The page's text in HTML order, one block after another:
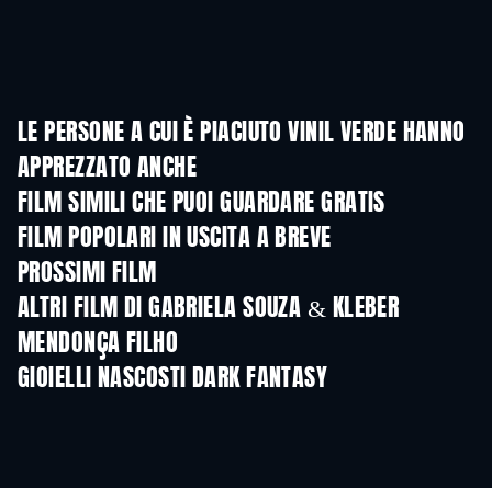
LE PERSONE A CUI È PIACIUTO VINIL VERDE HANNO
APPREZZATO ANCHE
FILM SIMILI CHE PUOI GUARDARE GRATIS
FILM POPOLARI IN USCITA A BREVE
PROSSIMI FILM
ALTRI FILM DI GABRIELA SOUZA & KLEBER
MENDONÇA FILHO
GIOIELLI NASCOSTI DARK FANTASY